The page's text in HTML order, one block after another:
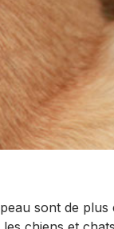
sont de plus